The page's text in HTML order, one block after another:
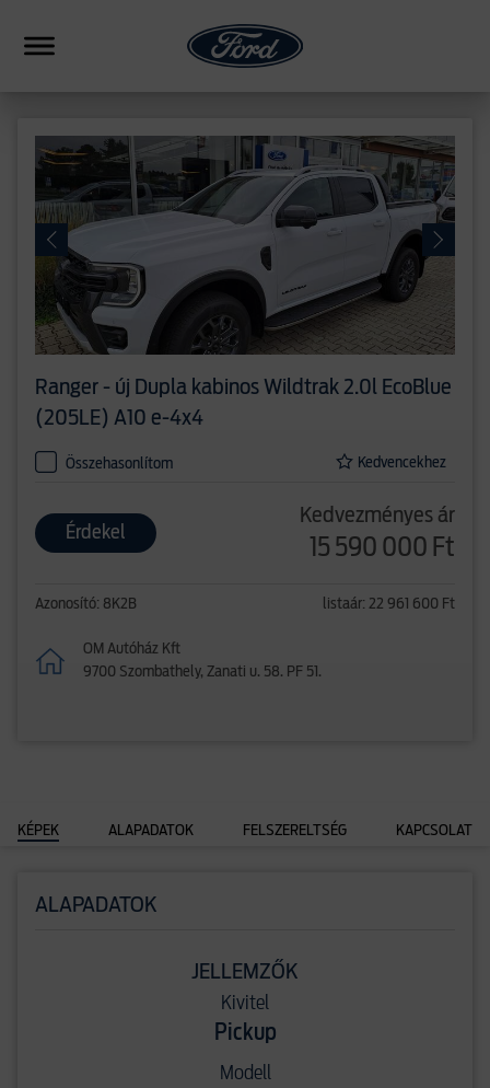
HIBRID
SUV
Ranger - új Dupla kabinos Wildtrak 2.0l EcoBlue
(205LE) A10 e-4x4
Összehasonlítom Kedvencekhez
Érdekel
Kedvezményes ár
15 590 000 Ft
Azonosító: 8K2B listaár: 22 961 600 Ft
OM Autóház Kft
9700 Szombathely, Zanati u. 58. PF 51.
KÉPEK ALAPADATOK FELSZERELTSÉG KAPCSOLAT
ALAPADATOK
JELLEMZŐK
Kivitel
Pickup
Modell